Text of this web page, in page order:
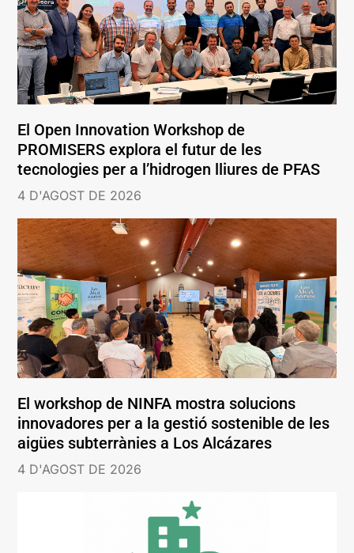
El Open Innovation Workshop de
PROMISERS explora el futur de les
tecnologies per a l’hidrogen lliures de PFAS
4 D'AGOST DE 2026
El workshop de NINFA mostra solucions
innovadores per a la gestió sostenible de les
aigües subterrànies a Los Alcázares
4 D'AGOST DE 2026